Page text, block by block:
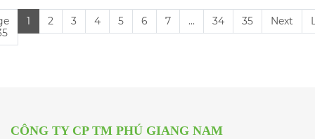
1 2 3 4 5 6 7 ... 34 35 Next
CÔNG TY CP TM PHÚ GIANG NAM